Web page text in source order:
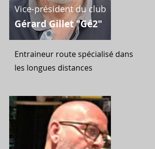
Vice-président du club
Gérard Gillet "Gé2"
Entraineur route spécialisé dans
les longues distances